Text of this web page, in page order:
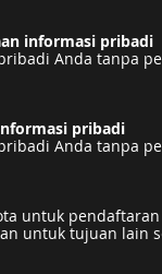
informasi pribadi
Anda tanpa
pribadi
Anda tanpa
untuk
untuk tujuan lain